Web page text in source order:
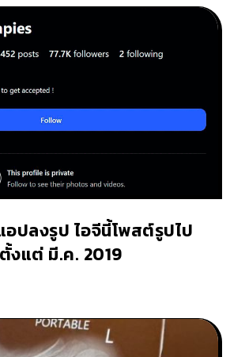
ปลงรูป ไอจีนี้โพสต์รูปไป
งแต่ มี.ค. 2019